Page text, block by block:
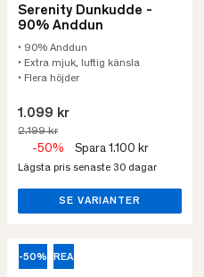
Serenity Dunkudde -
90% Anddun
• 90% Anddun
• Extra mjuk, luftig känsla
• Flera höjder
1.099 kr
2.199 kr
-50% Spara 1.100 kr
Lägsta pris senaste 30 dagar
SE VARIANTER
-50% REA